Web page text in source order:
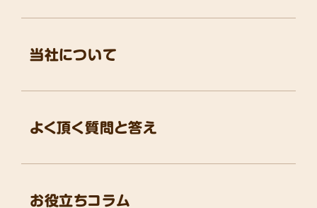
お役立ちコラム
よく頂く質問と答え
当社について